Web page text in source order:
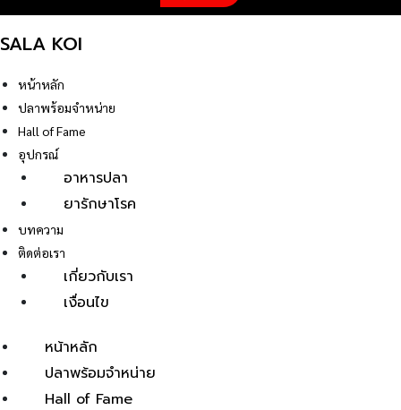
SALA KOI
หน้าหลัก
ปลาพร้อมจำหน่าย
Hall of Fame
อุปกรณ์
อาหารปลา
ยารักษาโรค
บทความ
ติดต่อเรา
เกี่ยวกับเรา
เงื่อนไข
หน้าหลัก
ปลาพร้อมจำหน่าย
Hall of Fame